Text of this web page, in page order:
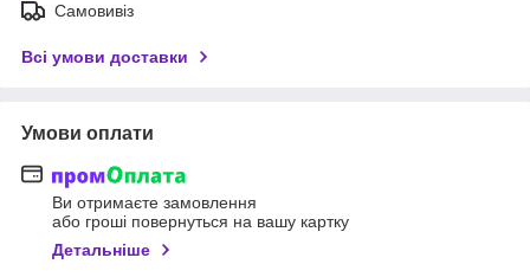
Самовивіз
Всі умови доставки
Умови оплати
Ви отримаєте замовлення
або гроші повернуться на вашу картку
Детальніше